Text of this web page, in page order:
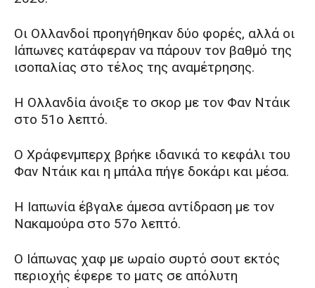
Οι Ολλανδοί προηγήθηκαν δύο φορές, αλλά οι
Ιάπωνες κατάφεραν να πάρουν τον βαθμό της
ισοπαλίας στο τέλος της αναμέτρησης.
Η Ολλανδία άνοιξε το σκορ με τον Φαν Ντάικ
στο 51ο λεπτό.
Ο Χράφενμπερχ βρήκε ιδανικά το κεφάλι του
Φαν Ντάικ και η μπάλα πήγε δοκάρι και μέσα.
Η Ιαπωνία έβγαλε άμεσα αντίδραση με τον
Νακαμούρα στο 57ο λεπτό.
Ο Ιάπωνας χαφ με ωραίο συρτό σουτ εκτός
περιοχής έφερε το ματς σε απόλυτη